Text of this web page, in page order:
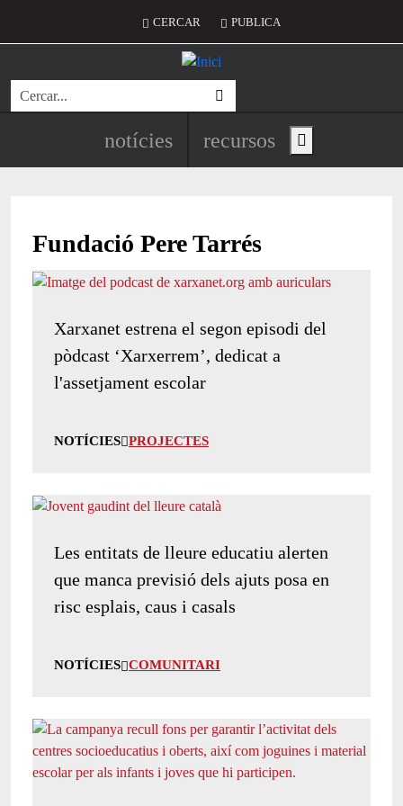
Menú del compte d'usuari
CERCAR PUBLICA
Cerca
Navegació principal de
notícies recursos Show main menu
Fundació Pere Tarrés
Xarxanet estrena el segon episodi del
pòdcast ‘Xarxerrem’, dedicat a
l'assetjament escolar
NOTÍCIES PROJECTES
Les entitats de lleure educatiu alerten
que manca previsió dels ajuts posa en
risc esplais, caus i casals
NOTÍCIES COMUNITARI